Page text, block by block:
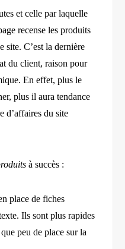
et celle par laquelle
recense les produits
site. C’est la dernière
du client, raison pour
En effet, plus le
plus il aura tendance
d’affaires du site
à succès :
place de fiches
Ils sont plus rapides
peu de place sur la